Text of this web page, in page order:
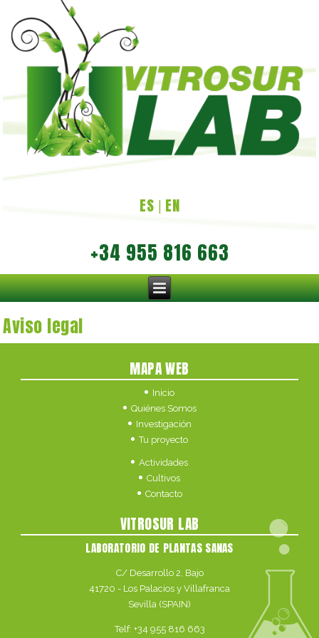
ES EN
+34 955 816 663
Aviso legal
MAPA WEB
Inicio
Quiénes Somos
Investigación
Tu proyecto
Actividades
Cultivos
Contacto
VITROSUR LAB
LABORATORIO DE PLANTAS SANAS
C/ Desarrollo 2, Bajo
41720 - Los Palacios y Villafranca
Sevilla (SPAIN)
Telf: +34 955 816 663